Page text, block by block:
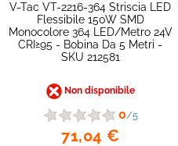
V-Tac VT-2216-364 Striscia LED
Flessibile 150W SMD
Monocolore 364 LED/metro 24V
CRI≥95 - Bobina Da 5 Metri -
SKU 212581
Non disponibile
0/5
71,04 €